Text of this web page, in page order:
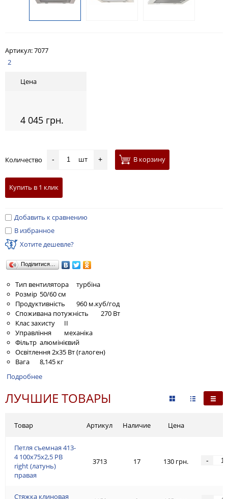
Артикул:7077
2
Цена
4 045 грн.
Количество - шт + В корзину
Купить в 1 клик
Добавить к сравнению
В избранное
Хотите дешевле?
Поділитися…
Тип вентилятора
турбіна
Розмір 50/60 см
Продуктивність
960 м.куб/год
Споживана потужність
270 Вт
Клас захисту
II
Управління
механіка
Фільтр алюмінієвий
Освітлення2х35 Вт (галоген)
Вага
8,145 кг
Подробнее
ЛУЧШИЕ ТОВАРЫ
Товар
Петля съемная 413-
4 100x75x2,5 PB
right (латунь)
правая
Стяжка клиновая
Артикул Наличие Цена
3713 17 130 грн. -